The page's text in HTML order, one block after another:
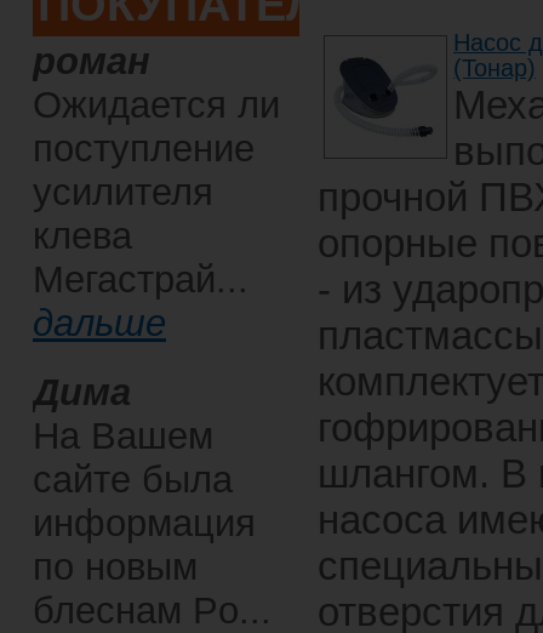
роман
Ожидается ли
поступление
усилителя
клева
Мегастрай...
дальше
Дима
На Вашем
сайте была
информация
по новым
блеснам Po...
Насос
(Тонар)
прочной
опорные
- из
шлангом. В
насоса
отверстия